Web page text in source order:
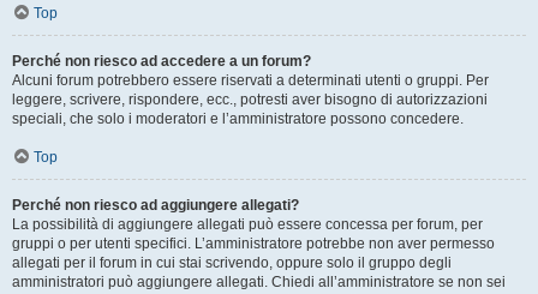
Top
Perché non riesco ad accedere a un forum?
Alcuni forum potrebbero essere riservati a determinati utenti o gruppi. Per
leggere, scrivere, rispondere, ecc., potresti aver bisogno di autorizzazioni
speciali, che solo i moderatori e l’amministratore possono concedere.
Top
Perché non riesco ad aggiungere allegati?
La possibilità di aggiungere allegati può essere concessa per forum, per
gruppi o per utenti specifici. L’amministratore potrebbe non aver permesso
allegati per il forum in cui stai scrivendo, oppure solo il gruppo degli
amministratori può aggiungere allegati. Chiedi all’amministratore se non sei